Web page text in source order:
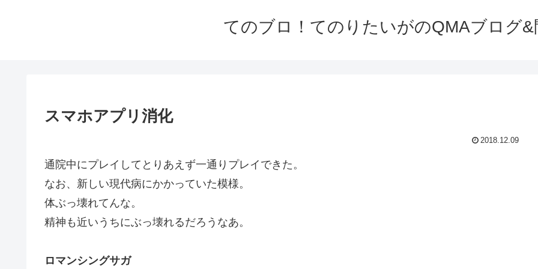
てのブロ！てのりたいがのQMAブログ&
スマホアプリ消化
2018.12.09
通院中にプレイしてとりあえず一通りプレイできた。
なお、新しい現代病にかかっていた模様。
体ぶっ壊れてんな。
精神も近いうちにぶっ壊れるだろうなあ。
ロマンシングサガ